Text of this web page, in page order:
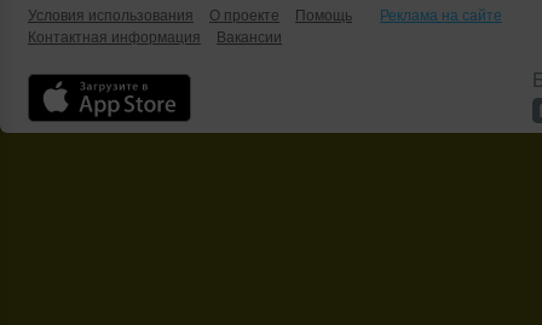
Условия использования
О проекте Помощь
Реклама на сайте
Контактная информация
Вакансии